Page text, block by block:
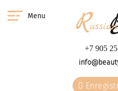
Menu
+7 905